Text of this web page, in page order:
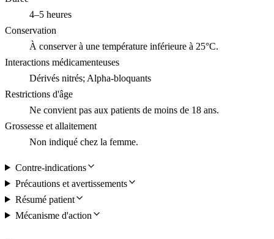
4–5 heures
Conservation
À conserver à une température inférieure à 25°C.
Interactions médicamenteuses
Dérivés nitrés; Alpha-bloquants
Restrictions d'âge
Ne convient pas aux patients de moins de 18 ans.
Grossesse et allaitement
Non indiqué chez la femme.
Contre-indications
Précautions et avertissements
Résumé patient
Mécanisme d'action